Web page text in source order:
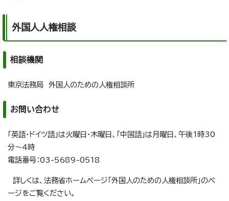
外国人人権相談
相談機関
東京法務局 外国人のための人権相談所
お問い合わせ
「英語・ドイツ語」は火曜日・木曜日、「中国語」は月曜日、午後1時30
分～4時
電話番号：03-5689-0518
詳しくは、法務省ホームページ「外国人のための人権相談所」のペ
ージをご覧ください。